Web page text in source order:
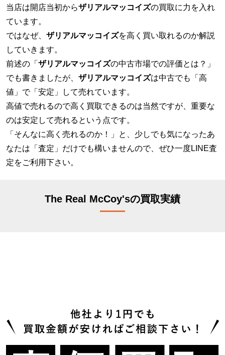
当店は開店当初からザリアルマッコイズの買取に力を入れ
ています。
ではなぜ、ザリアルマッコイズを高く買い取れるのか解説
していきます。
前述の「ザリアルマッコイズの中古市場での評価とは？」
でも書きましたが、ザリアルマッコイズは中古でも「高
値」で「安定」して売れています。
高値で売れるので高く買取できるのは当然ですが、重要な
のは安定して売れるという点です。
「そんなに高く売れるのか！」と、少しでも気になったあ
なたは「査定」だけでも構いませんので、ぜひ一度LINE査
定をご利用下さい。
The Real McCoy'sの買取実績